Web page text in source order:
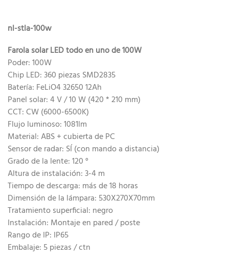
nl-stla-100w
Farola solar LED todo en uno de 100W
Poder: 100W
Chip LED: 360 piezas SMD2835
Batería: FeLiO4 32650 12Ah
Panel solar: 4 V / 10 W (420 * 210 mm)
CCT: CW (6000-6500K)
Flujo luminoso: 1081lm
Material: ABS + cubierta de PC
Sensor de radar: SÍ (con mando a distancia)
Grado de la lente: 120 °
Altura de instalación: 3-4 m
Tiempo de descarga: más de 18 horas
Dimensión de la lámpara: 530X270X70mm
Tratamiento superficial: negro
Instalación: Montaje en pared / poste
Rango de IP: IP65
Embalaje: 5 piezas / ctn